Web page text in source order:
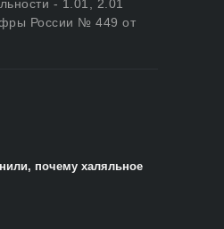
- 1.01, 2.01
России № 449 от
почему халяльное